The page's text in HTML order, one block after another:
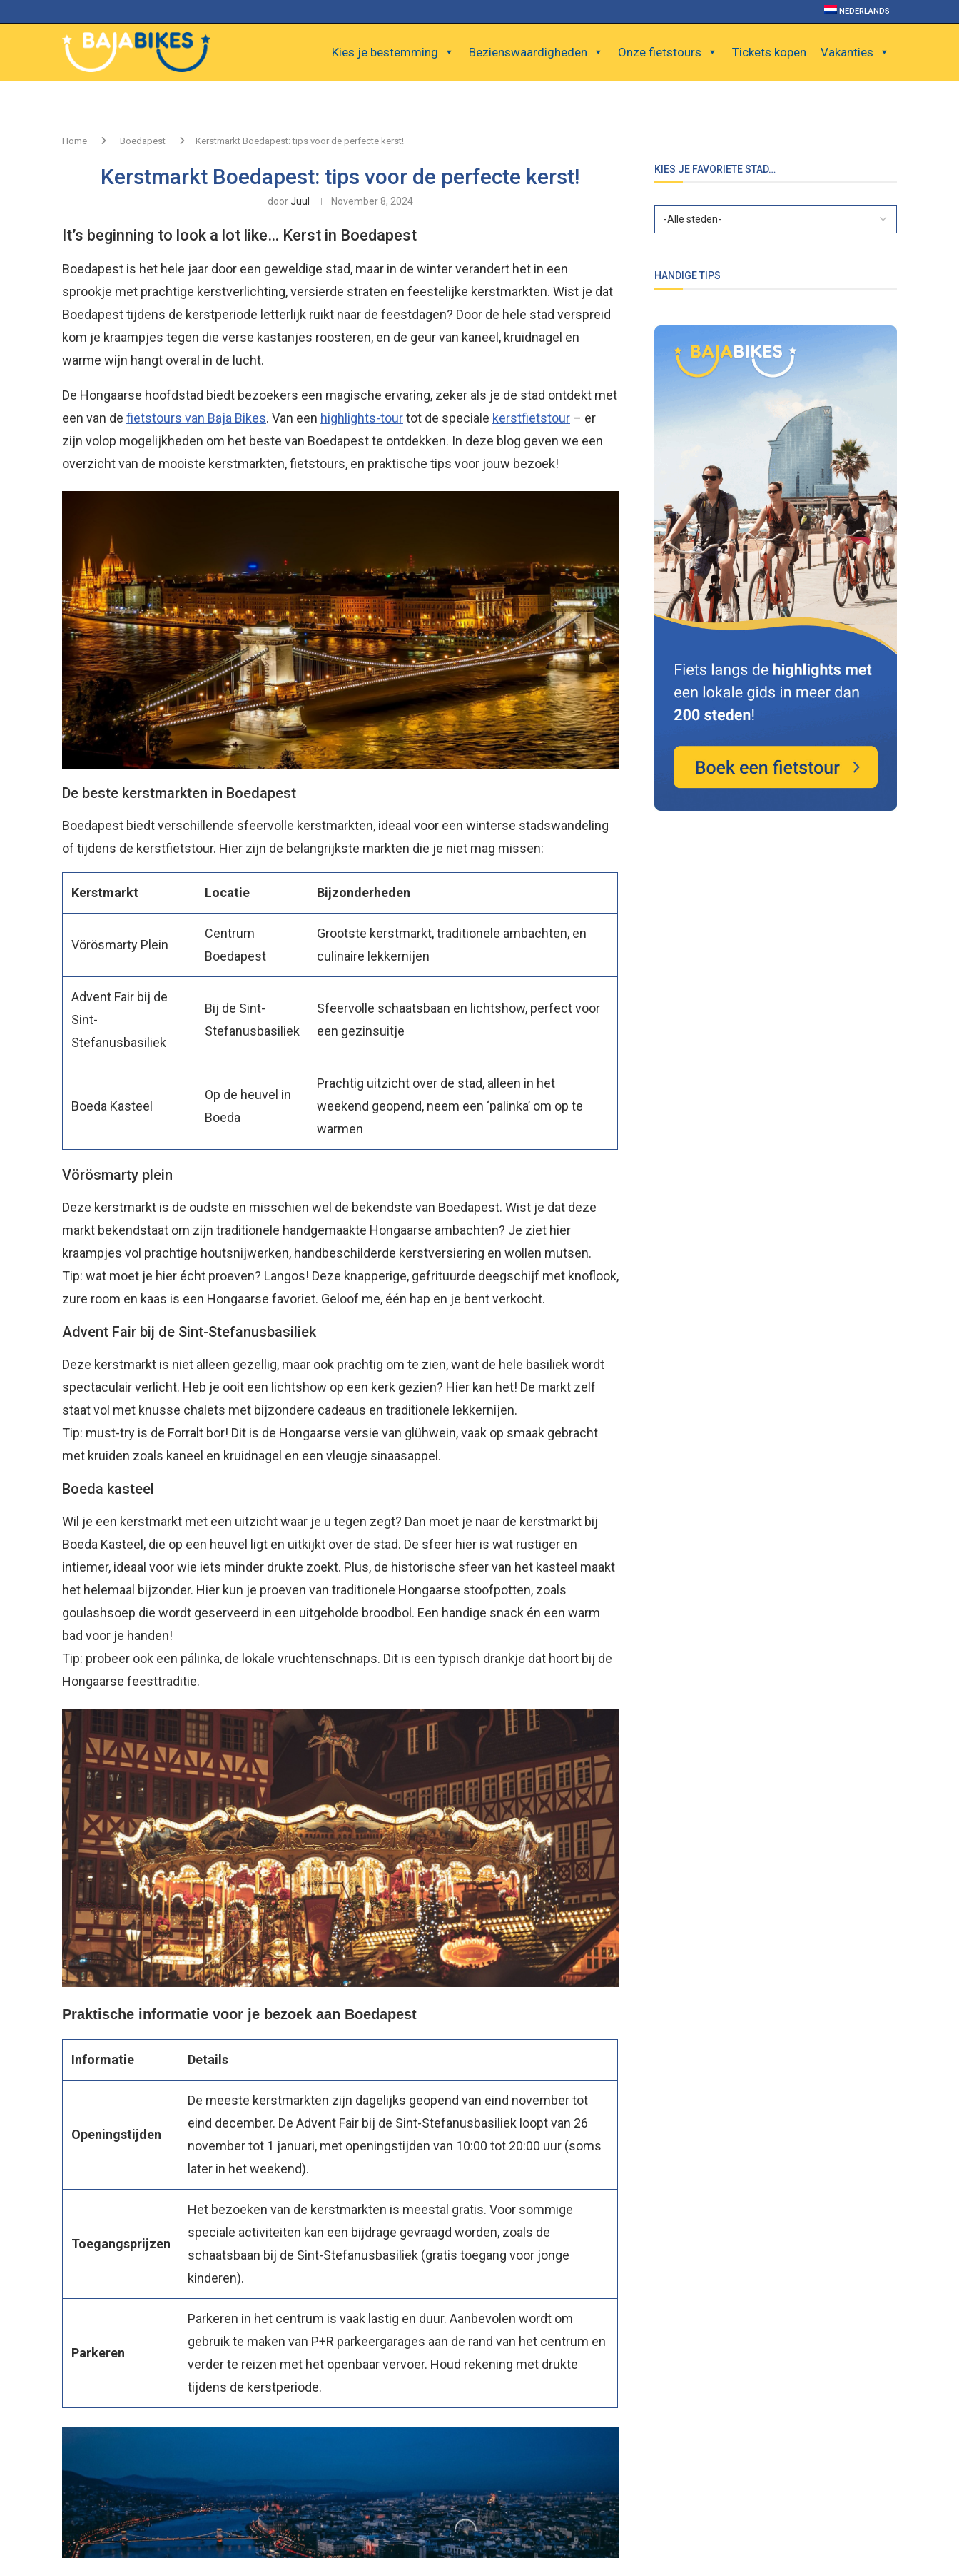
NEDERLANDS
Kies je bestemming Bezienswaardigheden Onze fietstours Tickets kopen Vakanties
Home Boedapest Kerstmarkt Boedapest: tips voor de perfecte kerst!
Kerstmarkt Boedapest: tips voor de perfecte kerst!
doorJuul November 8, 2024
It’s beginning to look a lot like… Kerst in Boedapest
Boedapest is het hele jaar door een geweldige stad, maar in de winter verandert het in een
sprookje met prachtige kerstverlichting, versierde straten en feestelijke kerstmarkten. Wist je dat
Boedapest tijdens de kerstperiode letterlijk ruikt naar de feestdagen? Door de hele stad verspreid
kom je kraampjes tegen die verse kastanjes roosteren, en de geur van kaneel, kruidnagel en
warme wijn hangt overal in de lucht.
De Hongaarse hoofdstad biedt bezoekers een magische ervaring, zeker als je de stad ontdekt met
een van de fietstours van Baja Bikes. Van een highlights-tourtot de speciale kerstfietstour – er
zijn volop mogelijkheden om het beste van Boedapest te ontdekken. In deze blog geven we een
overzicht van de mooiste kerstmarkten, fietstours, en praktische tips voor jouw bezoek!
De beste kerstmarkten in Boedapest
Boedapest biedt verschillende sfeervolle kerstmarkten, ideaal voor een winterse stadswandeling
of tijdens de kerstfietstour. Hier zijn de belangrijkste markten die je niet mag missen:
Kerstmarkt Locatie Bijzonderheden
Vörösmarty Plein
Centrum
Boedapest
Grootste kerstmarkt, traditionele ambachten, en
culinaire lekkernijen
Advent Fair bij de
Sint-
Stefanusbasiliek
Bij de Sint-
Stefanusbasiliek
Sfeervolle schaatsbaan en lichtshow, perfect voor
een gezinsuitje
Boeda Kasteel
Op de heuvel in
Boeda
Prachtig uitzicht over de stad, alleen in het
weekend geopend, neem een ‘palinka’ om op te
warmen
Vörösmarty plein
Deze kerstmarkt is de oudste en misschien wel de bekendste van Boedapest. Wist je dat deze
markt bekendstaat om zijn traditionele handgemaakte Hongaarse ambachten? Je ziet hier
kraampjes vol prachtige houtsnijwerken, handbeschilderde kerstversiering en wollen mutsen.
Tip: wat moet je hier écht proeven? Langos! Deze knapperige, gefrituurde deegschijf met knoflook,
zure room en kaas is een Hongaarse favoriet. Geloof me, één hap en je bent verkocht.
Advent Fair bij de Sint-Stefanusbasiliek
Deze kerstmarkt is niet alleen gezellig, maar ook prachtig om te zien, want de hele basiliek wordt
spectaculair verlicht. Heb je ooit een lichtshow op een kerk gezien? Hier kan het! De markt zelf
staat vol met knusse chalets met bijzondere cadeaus en traditionele lekkernijen.
Tip: must-try is de Forralt bor! Dit is de Hongaarse versie van glühwein, vaak op smaak gebracht
met kruiden zoals kaneel en kruidnagel en een vleugje sinaasappel.
Boeda kasteel
Wil je een kerstmarkt met een uitzicht waar je u tegen zegt? Dan moet je naar de kerstmarkt bij
Boeda Kasteel, die op een heuvel ligt en uitkijkt over de stad. De sfeer hier is wat rustiger en
intiemer, ideaal voor wie iets minder drukte zoekt. Plus, de historische sfeer van het kasteel maakt
het helemaal bijzonder. Hier kun je proeven van traditionele Hongaarse stoofpotten, zoals
goulashsoep die wordt geserveerd in een uitgeholde broodbol. Een handige snack én een warm
bad voor je handen!
Tip: probeer ook een pálinka, de lokale vruchtenschnaps. Dit is een typisch drankje dat hoort bij de
Hongaarse feesttraditie.
Praktische informatie voor je bezoek aan Boedapest
Informatie Details
Openingstijden
De meeste kerstmarkten zijn dagelijks geopend van eind november tot
eind december. De Advent Fair bij de Sint-Stefanusbasiliek loopt van 26
november tot 1 januari, met openingstijden van 10:00 tot 20:00 uur (soms
later in het weekend).
Toegangsprijzen
Het bezoeken van de kerstmarkten is meestal gratis. Voor sommige
speciale activiteiten kan een bijdrage gevraagd worden, zoals de
schaatsbaan bij de Sint-Stefanusbasiliek (gratis toegang voor jonge
kinderen).
Parkeren
Parkeren in het centrum is vaak lastig en duur. Aanbevolen wordt om
gebruik te maken van P+R parkeergarages aan de rand van het centrum en
verder te reizen met het openbaar vervoer. Houd rekening met drukte
tijdens de kerstperiode.
KIES JE FAVORIETE STAD…
HANDIGE TIPS